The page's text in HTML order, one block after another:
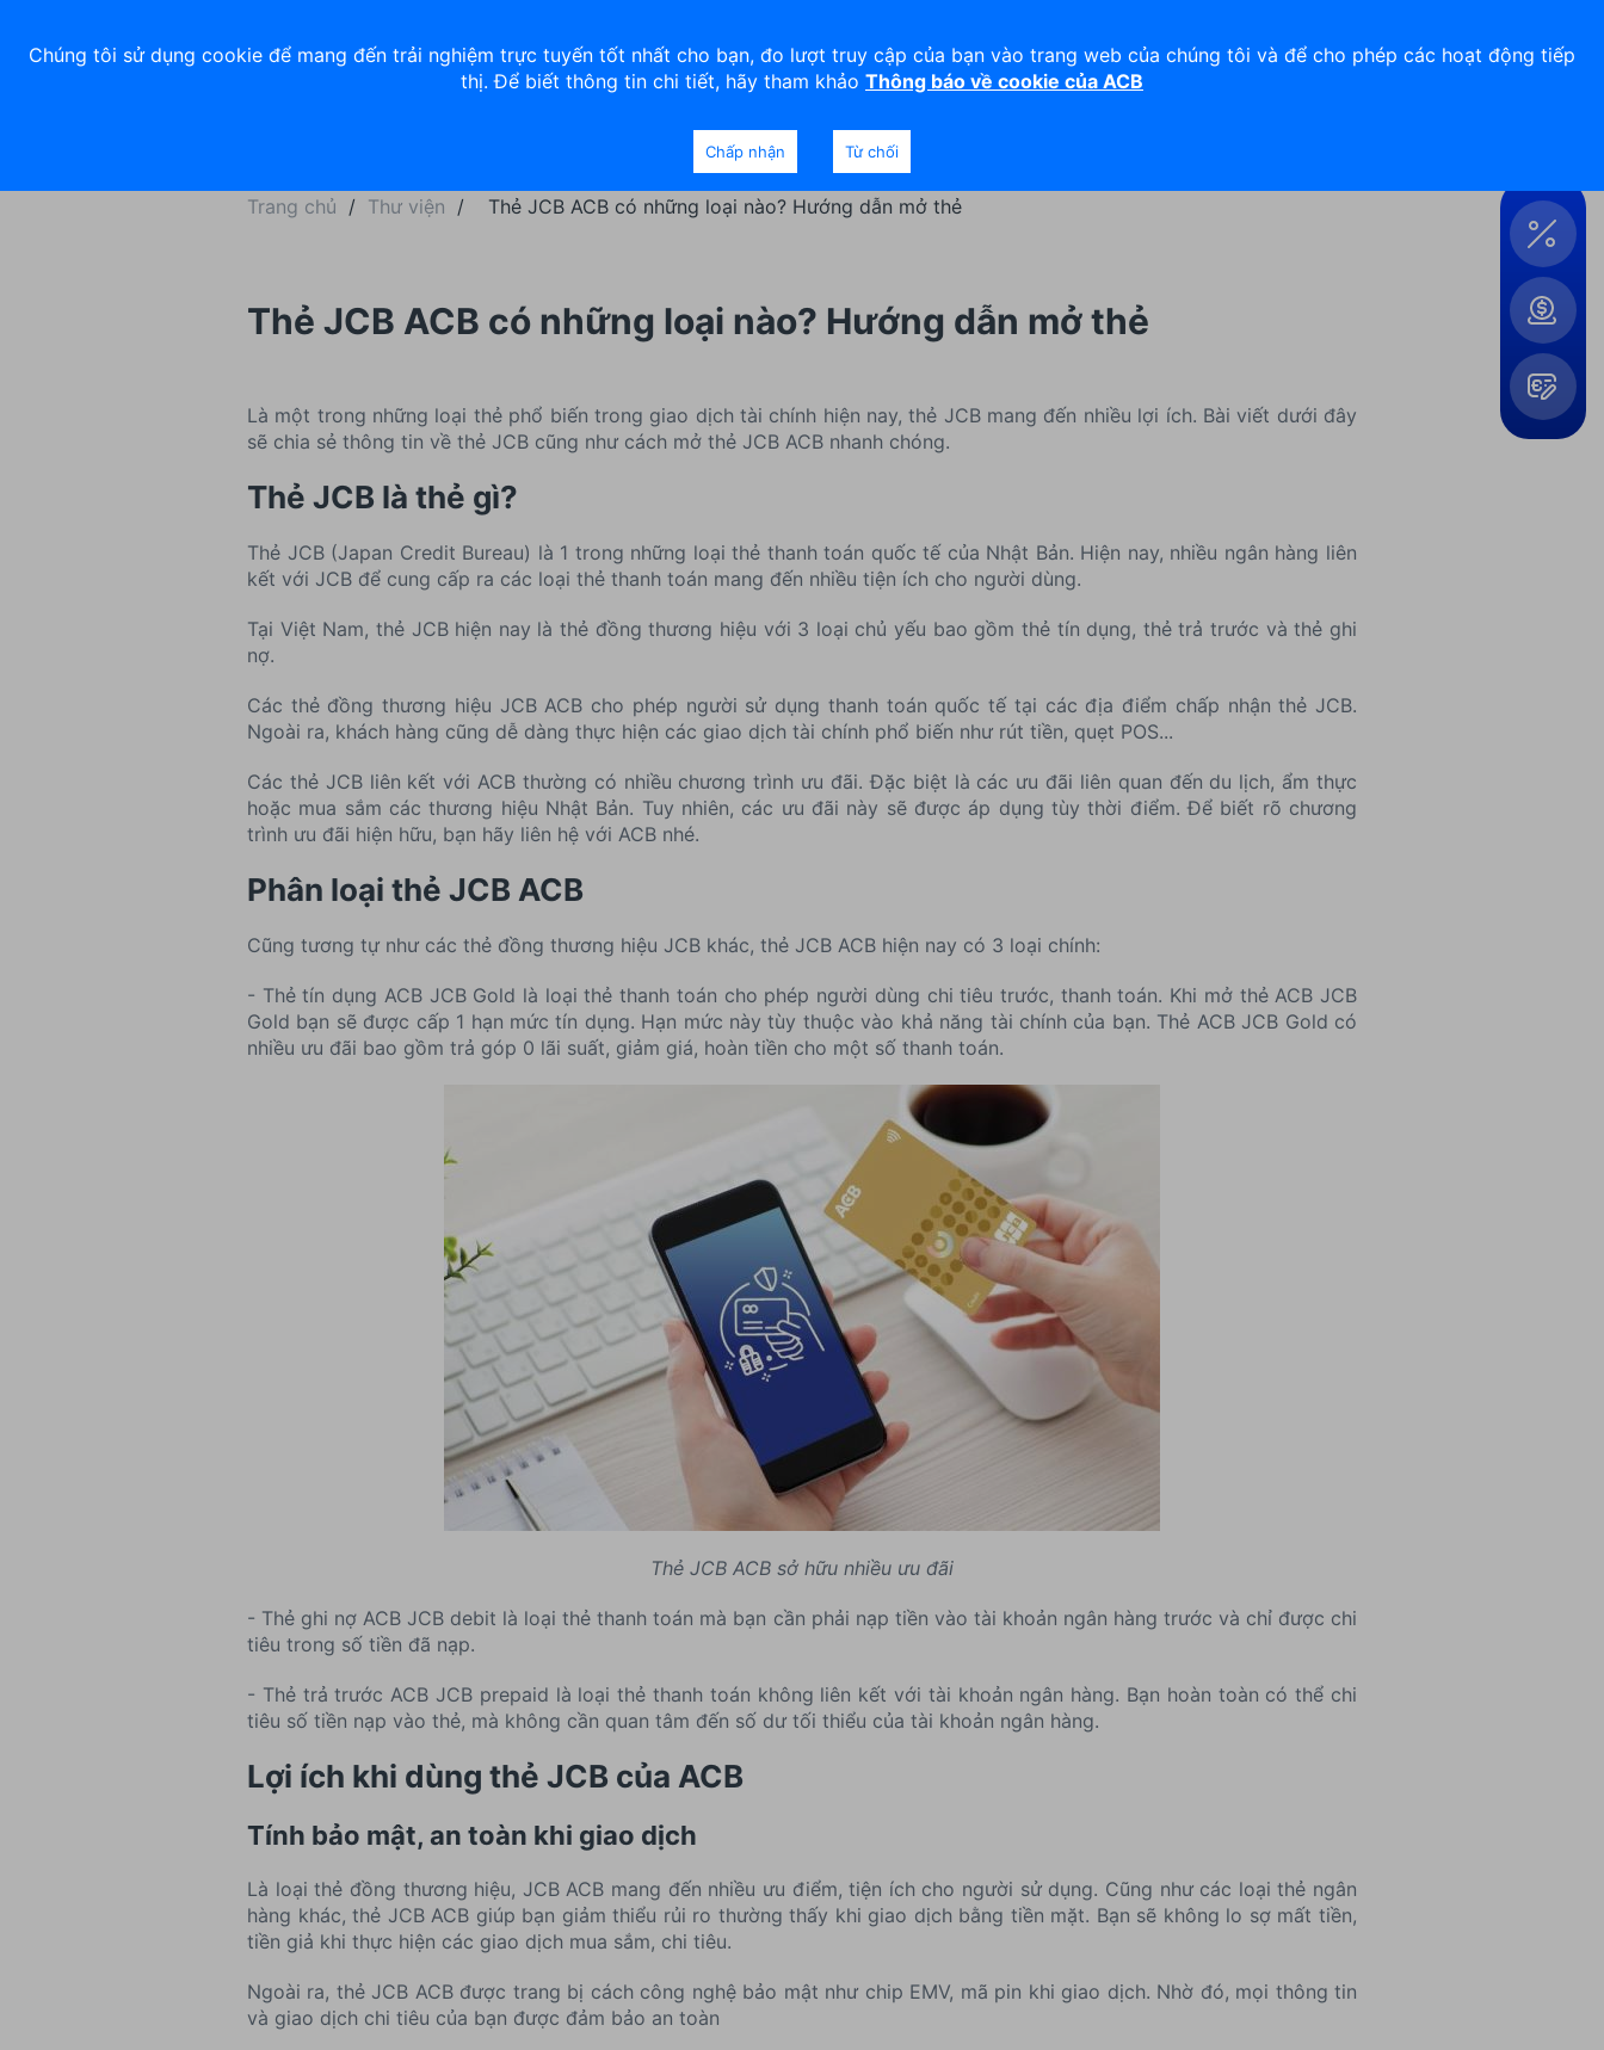
Trang chủ / Thư viện / Thẻ JCB ACB có những loại nào? Hướng dẫn mở thẻ
Thẻ JCB ACB có những loại nào? Hướng dẫn mở thẻ
Là một trong những loại thẻ phổ biến trong giao dịch tài chính hiện nay, thẻ JCB mang đến nhiều lợi ích. Bài viết dưới đây
sẽ chia sẻ thông tin về thẻ JCB cũng như cách mở thẻ JCB ACB nhanh chóng.
Thẻ JCB là thẻ gì?
Thẻ JCB (Japan Credit Bureau) là 1 trong những loại thẻ thanh toán quốc tế của Nhật Bản. Hiện nay, nhiều ngân hàng liên
kết với JCB để cung cấp ra các loại thẻ thanh toán mang đến nhiều tiện ích cho người dùng.
Tại Việt Nam, thẻ JCB hiện nay là thẻ đồng thương hiệu với 3 loại chủ yếu bao gồm thẻ tín dụng, thẻ trả trước và thẻ ghi
nợ.
Các thẻ đồng thương hiệu JCB ACB cho phép người sử dụng thanh toán quốc tế tại các địa điểm chấp nhận thẻ JCB.
Ngoài ra, khách hàng cũng dễ dàng thực hiện các giao dịch tài chính phổ biến như rút tiền, quẹt POS...
Các thẻ JCB liên kết với ACB thường có nhiều chương trình ưu đãi. Đặc biệt là các ưu đãi liên quan đến du lịch, ẩm thực
hoặc mua sắm các thương hiệu Nhật Bản. Tuy nhiên, các ưu đãi này sẽ được áp dụng tùy thời điểm. Để biết rõ chương
trình ưu đãi hiện hữu, bạn hãy liên hệ với ACB nhé.
Phân loại thẻ JCB ACB
Cũng tương tự như các thẻ đồng thương hiệu JCB khác, thẻ JCB ACB hiện nay có 3 loại chính:
- Thẻ tín dụng ACB JCB Gold là loại thẻ thanh toán cho phép người dùng chi tiêu trước, thanh toán. Khi mở thẻ ACB JCB
Gold bạn sẽ được cấp 1 hạn mức tín dụng. Hạn mức này tùy thuộc vào khả năng tài chính của bạn. Thẻ ACB JCB Gold có
nhiều ưu đãi bao gồm trả góp 0 lãi suất, giảm giá, hoàn tiền cho một số thanh toán.
Thẻ JCB ACB sở hữu nhiều ưu đãi
- Thẻ ghi nợ ACB JCB debit là loại thẻ thanh toán mà bạn cần phải nạp tiền vào tài khoản ngân hàng trước và chỉ được chi
tiêu trong số tiền đã nạp.
- Thẻ trả trước ACB JCB prepaid là loại thẻ thanh toán không liên kết với tài khoản ngân hàng. Bạn hoàn toàn có thể chi
tiêu số tiền nạp vào thẻ, mà không cần quan tâm đến số dư tối thiểu của tài khoản ngân hàng.
Lợi ích khi dùng thẻ JCB của ACB
Tính bảo mật, an toàn khi giao dịch
Là loại thẻ đồng thương hiệu, JCB ACB mang đến nhiều ưu điểm, tiện ích cho người sử dụng. Cũng như các loại thẻ ngân
hàng khác, thẻ JCB ACB giúp bạn giảm thiểu rủi ro thường thấy khi giao dịch bằng tiền mặt. Bạn sẽ không lo sợ mất tiền,
tiền giả khi thực hiện các giao dịch mua sắm, chi tiêu.
Ngoài ra, thẻ JCB ACB được trang bị cách công nghệ bảo mật như chip EMV, mã pin khi giao dịch. Nhờ đó, mọi thông tin
và giao dịch chi tiêu của bạn được đảm bảo an toàn
Tiện
ích
Mở
Chúng tôi sử dụng cookie để mang đến trải nghiệm trực tuyến tốt nhất cho bạn, đo lượt truy cập của bạn vào trang web của chúng tôi và để cho phép các hoạt động tiếp
thị. Để biết thông tin chi tiết, hãy tham khảo Thông báo về cookie của ACB
Chấp nhận Từ chối